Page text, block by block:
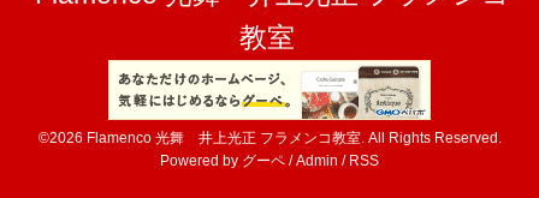
教室
©2026 Flamenco 光舞 井上光正 フラメンコ教室. All Rights Reserved.
Powered by グーペ /Admin / RSS